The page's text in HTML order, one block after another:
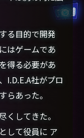
る目的で開発
はゲームであ
得る必要があ
I.D.E.A社がプロ
らあった。
してきた。
して役員に ア